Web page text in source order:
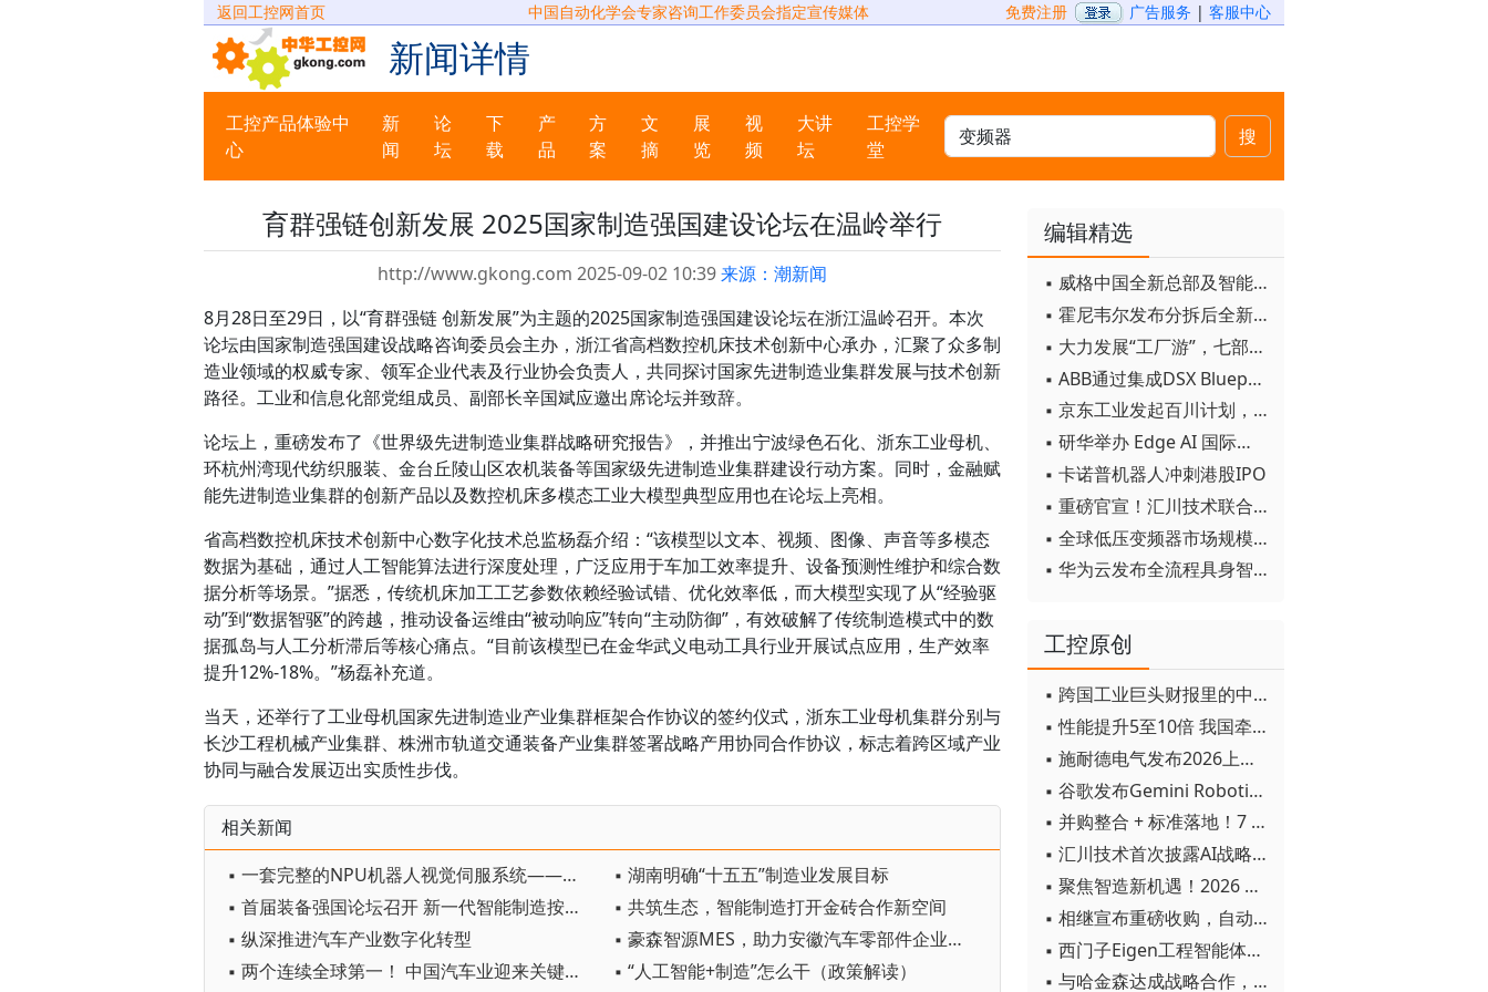
返回工控网首页 中国自动化学会专家咨询工作委员会指定宣传媒体 免费注册 广告服务 | 客服中心
新闻详情
工控产品体验中
心
新
闻
论
坛
下
载
产
品
方
案
文
摘
展
览
视
频
大讲
坛
工控学
堂
搜
育群强链创新发展 2025国家制造强国建设论坛在温岭举行
http://www.gkong.com 2025-09-02 10:39来源：潮新闻
8月28日至29日，以“育群强链 创新发展”为主题的2025国家制造强国建设论坛在浙江温岭召开。本次
论坛由国家制造强国建设战略咨询委员会主办，浙江省高档数控机床技术创新中心承办，汇聚了众多制
造业领域的权威专家、领军企业代表及行业协会负责人，共同探讨国家先进制造业集群发展与技术创新
路径。工业和信息化部党组成员、副部长辛国斌应邀出席论坛并致辞。
论坛上，重磅发布了《世界级先进制造业集群战略研究报告》，并推出宁波绿色石化、浙东工业母机、
环杭州湾现代纺织服装、金台丘陵山区农机装备等国家级先进制造业集群建设行动方案。同时，金融赋
能先进制造业集群的创新产品以及数控机床多模态工业大模型典型应用也在论坛上亮相。
省高档数控机床技术创新中心数字化技术总监杨磊介绍：“该模型以文本、视频、图像、声音等多模态
数据为基础，通过人工智能算法进行深度处理，广泛应用于车加工效率提升、设备预测性维护和综合数
据分析等场景。”据悉，传统机床加工工艺参数依赖经验试错、优化效率低，而大模型实现了从“经验驱
动”到“数据智驱”的跨越，推动设备运维由“被动响应”转向“主动防御”，有效破解了传统制造模式中的数
据孤岛与人工分析滞后等核心痛点。“目前该模型已在金华武义电动工具行业开展试点应用，生产效率
提升12%-18%。”杨磊补充道。
当天，还举行了工业母机国家先进制造业产业集群框架合作协议的签约仪式，浙东工业母机集群分别与
长沙工程机械产业集群、株洲市轨道交通装备产业集群签署战略产用协同合作协议，标志着跨区域产业
协同与融合发展迈出实质性步伐。
相关新闻
▪ 一套完整的NPU机器人视觉伺服系统——米尔RK3576
▪ 湖南明确“十五五”制造业发展目标
▪ 首届装备强国论坛召开 新一代智能制造按下“加速键”
▪ 共筑生态，智能制造打开金砖合作新空间
▪ 纵深推进汽车产业数字化转型
▪ 豪森智源MES，助力安徽汽车零部件企业产能提升20%
▪ 两个连续全球第一！ 中国汽车业迎来关键一跃
▪ “人工智能+制造”怎么干（政策解读）
编辑精选
▪ 威格中国全新总部及智能工厂启用
▪ 霍尼韦尔发布分拆后全新品牌：霍尼韦尔科技与霍尼韦尔航空航天
▪ 大力发展“工厂游”，七部门联合发文！
▪ ABB通过集成DSX Blueprint AI基础设施，扩大与英伟达的合作
▪ 京东工业发起百川计划， 构建工业大模型新生态
▪ 研华举办 Edge AI 国际论坛
▪ 卡诺普机器人冲刺港股IPO
▪ 重磅官宣！汇川技术联合发起 D12 联盟，开创产教融合新范式
▪ 全球低压变频器市场规模2030年将超170亿美元
▪ 华为云发布全流程具身智能开发平台CloudRobo
工控原创
▪ 跨国工业巨头财报里的中国成绩单
▪ 性能提升5至10倍 我国牵头制定的WiTSnet工业以太网国际标准正式发布
▪ 施耐德电气发布2026上半年可持续发展成绩单 "Impact 2030"路线图开局稳健
▪ 谷歌发布Gemini Robotics 2模型 实现人形机器人全身智能控制突破
▪ 并购整合 + 标准落地！7 月工业自动化产业动态速递
▪ 汇川技术首次披露AI战略进展：从两个方面推动“AI业务化”落地
▪ 聚焦智造新机遇！2026 青岛数字化及智能制造技术论坛圆满落幕
▪ 相继宣布重磅收购，自动化巨头新一轮并购潮剑指何方？
▪ 西门子Eigen工程智能体落地中国，工业AI跨越物理世界“确定性”拐点
▪ 与哈金森达成战略合作，乐聚机器人何以持续获得工业巨头青睐？